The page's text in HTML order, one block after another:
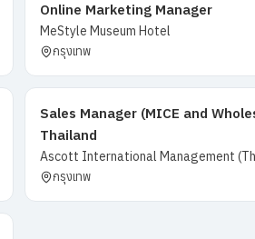
Online Marketing Manager
MeStyle Museum Hotel
กรุงเทพ
Sales Manager (MICE and
Thailand
Ascott International Management
กรุงเทพ